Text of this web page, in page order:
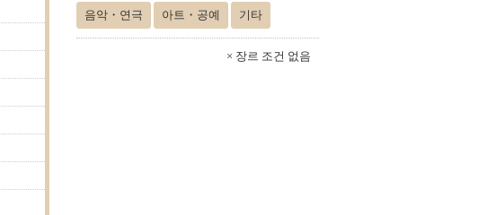
음악・연극 아트・공예 기타
× 장르 조건 없음